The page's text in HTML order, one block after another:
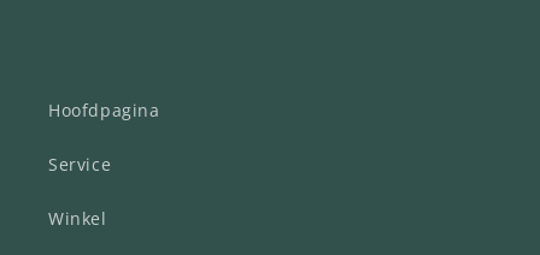
Hoofdpagina
Service
Winkel